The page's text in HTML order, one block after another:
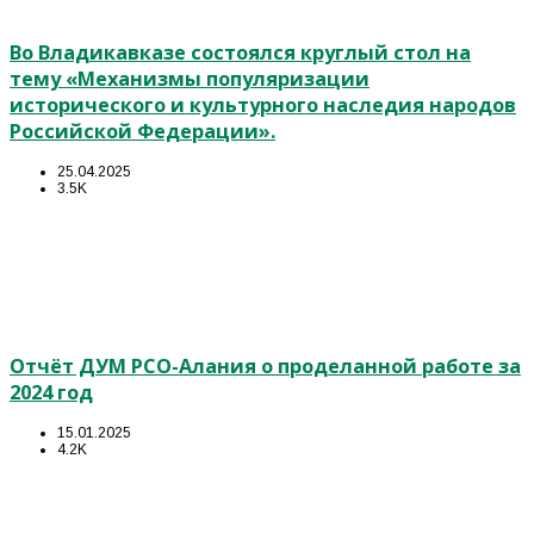
Во Владикавказе состоялся круглый стол на
тему «Механизмы популяризации
исторического и культурного наследия народов
Российской Федерации».
25.04.2025
3.5K
Отчёт ДУМ РСО-Алания о проделанной работе за
2024 год
15.01.2025
4.2K